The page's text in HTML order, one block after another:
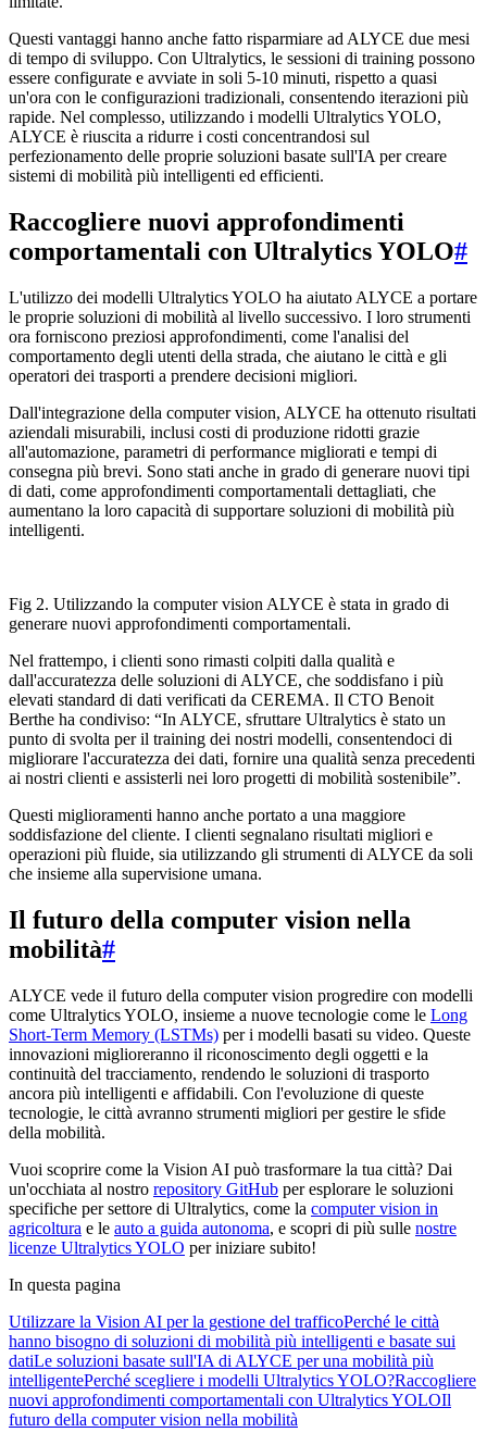
Questi vantaggi hanno anche fatto risparmiare ad ALYCE due mesi
di tempo di sviluppo. Con Ultralytics, le sessioni di training possono
essere configurate e avviate in soli 5-10 minuti, rispetto a quasi
un'ora con le configurazioni tradizionali, consentendo iterazioni più
rapide. Nel complesso, utilizzando i modelli Ultralytics YOLO,
ALYCE è riuscita a ridurre i costi concentrandosi sul
perfezionamento delle proprie soluzioni basate sull'IA per creare
sistemi di mobilità più intelligenti ed efficienti.
Raccogliere nuovi approfondimenti
comportamentali con Ultralytics YOLO#
L'utilizzo dei modelli Ultralytics YOLO ha aiutato ALYCE a portare
le proprie soluzioni di mobilità al livello successivo. I loro strumenti
ora forniscono preziosi approfondimenti, come l'analisi del
comportamento degli utenti della strada, che aiutano le città e gli
operatori dei trasporti a prendere decisioni migliori.
Dall'integrazione della computer vision, ALYCE ha ottenuto risultati
aziendali misurabili, inclusi costi di produzione ridotti grazie
all'automazione, parametri di performance migliorati e tempi di
consegna più brevi. Sono stati anche in grado di generare nuovi tipi
di dati, come approfondimenti comportamentali dettagliati, che
aumentano la loro capacità di supportare soluzioni di mobilità più
intelligenti.
Fig 2. Utilizzando la computer vision ALYCE è stata in grado di
generare nuovi approfondimenti comportamentali.
Nel frattempo, i clienti sono rimasti colpiti dalla qualità e
dall'accuratezza delle soluzioni di ALYCE, che soddisfano i più
elevati standard di dati verificati da CEREMA. Il CTO Benoit
Berthe ha condiviso: “In ALYCE, sfruttare Ultralytics è stato un
punto di svolta per il training dei nostri modelli, consentendoci di
migliorare l'accuratezza dei dati, fornire una qualità senza precedenti
ai nostri clienti e assisterli nei loro progetti di mobilità sostenibile”.
Questi miglioramenti hanno anche portato a una maggiore
soddisfazione del cliente. I clienti segnalano risultati migliori e
operazioni più fluide, sia utilizzando gli strumenti di ALYCE da soli
che insieme alla supervisione umana.
Il futuro della computer vision nella
mobilità#
ALYCE vede il futuro della computer vision progredire con modelli
come Ultralytics YOLO, insieme a nuove tecnologie come le Long
Short-Term Memory (LSTMs) per i modelli basati su video. Queste
innovazioni miglioreranno il riconoscimento degli oggetti e la
continuità del tracciamento, rendendo le soluzioni di trasporto
ancora più intelligenti e affidabili. Con l'evoluzione di queste
tecnologie, le città avranno strumenti migliori per gestire le sfide
della mobilità.
Vuoi scoprire come la Vision AI può trasformare la tua città? Dai
un'occhiata al nostro repository GitHub per esplorare le soluzioni
specifiche per settore di Ultralytics, come la computer vision in
agricoltura e le auto a guida autonoma, e scopri di più sulle nostre
licenze Ultralytics YOLO per iniziare subito!
In questa pagina
Utilizzare la Vision AI per la gestione del trafficoPerché le città
hanno bisogno di soluzioni di mobilità più intelligenti e basate sui
datiLe soluzioni basate sull'IA di ALYCE per una mobilità più
intelligentePerché scegliere i modelli Ultralytics YOLO?Raccogliere
nuovi approfondimenti comportamentali con Ultralytics YOLOIl
futuro della computer vision nella mobilità